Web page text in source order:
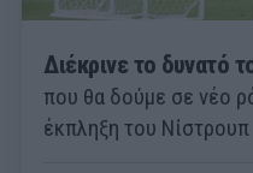
Διέκρινε το δυνατό
που θα δούμε σε νέο
έκπληξη του Νίστρουπ